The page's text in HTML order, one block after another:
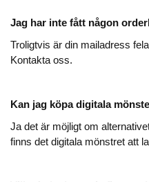
Jag har inte fått någon
Troligtvis är din mailadress
Kontakta oss.
Kan jag köpa digitala
Ja det är möjligt om
finns det digitala mönstret att